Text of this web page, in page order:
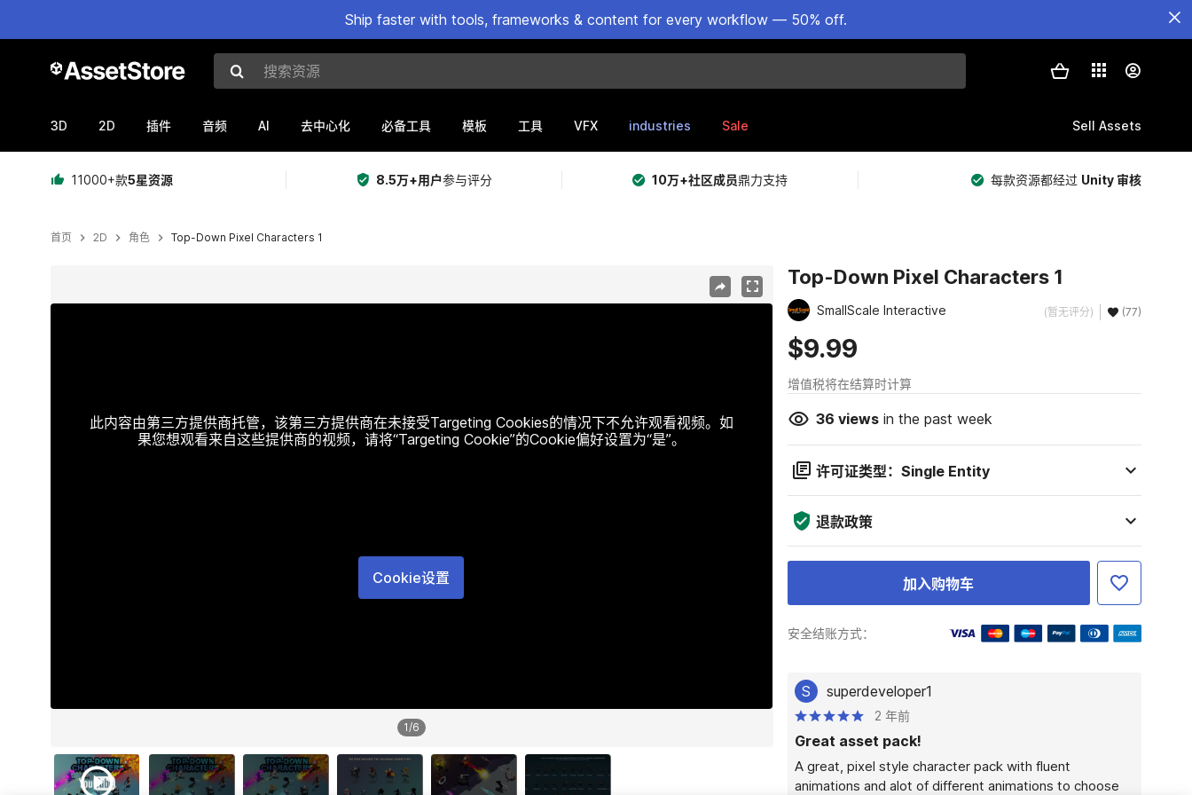
Ship faster with tools, frameworks & content for every workflow — 50% off.
搜索资源
3D 2D 插件 音频 AI 去中心化 必备工具 模板 工具 VFX industries Sale Sell Assets
11000+款5星资源 8.5万+用户参与评分 10万+社区成员鼎力支持 每款资源都经过 Unity 审核
首页 2D 角色 Top-Down Pixel Characters 1
此内容由第三方提供商托管，该第三方提供商在未接受Targeting Cookies的情况下不允许观看视频。如
果您想观看来自这些提供商的视频，请将“Targeting Cookie”的Cookie偏好设置为“是”。
Cookie设置
1/6
Top-Down Pixel Characters 1
SmallScale Interactive (暂无评分) (77)
$9.99
增值税将在结算时计算
36 viewsin the past week
许可证类型：Single Entity
退款政策
加入购物车
安全结账方式：
S superdeveloper1
2 年前
Great asset pack!
A great, pixel style character pack with fluent
animations and alot of different animations to choose